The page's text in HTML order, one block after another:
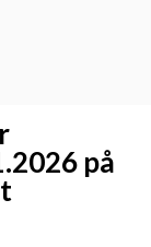
på